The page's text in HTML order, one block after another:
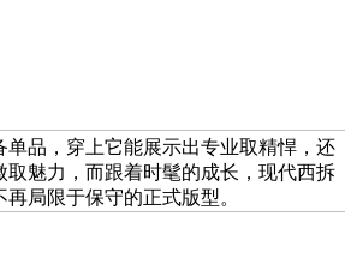
单品，穿上它能展示出专业取精悍，还
取魅力，而跟着时髦的成长，现代西拆
局限于保守的正式版型。